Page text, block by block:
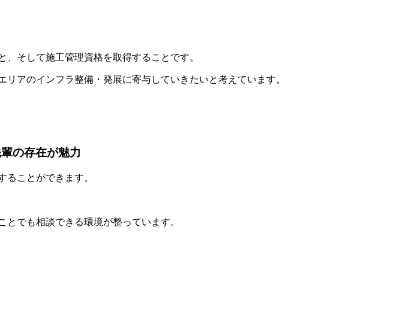
そして施工管理資格を取得することです。
アのインフラ整備・発展に寄与していきたいと考えています。
の存在が魅力
ことができます。
でも相談できる環境が整っています。